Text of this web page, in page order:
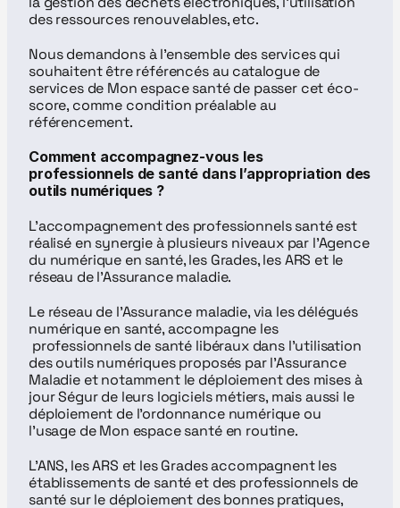
des ressources renouvelables, etc.
Nous demandons à l'ensemble des services qui
souhaitent être référencés au catalogue de
services de Mon espace santé de passer cet éco-
score, comme condition préalable au
référencement.
Comment accompagnez-vous les
professionnels de santé dans l’appropriation des
outils numériques ?
L'accompagnement des professionnels santé est
réalisé en synergie à plusieurs niveaux par l'Agence
du numérique en santé, les Grades, les ARS et le
réseau de l'Assurance maladie.
Le réseau de l’Assurance maladie, via les délégués
numérique en santé, accompagne les
professionnels de santé libéraux dans l’utilisation
des outils numériques proposés par l’Assurance
Maladie et notamment le déploiement des mises à
jour Ségur de leurs logiciels métiers, mais aussi le
déploiement de l'ordonnance numérique ou
l'usage de Mon espace santé en routine.
L’ANS, les ARS et les Grades accompagnent les
établissements de santé et des professionnels de
santé sur le déploiement des bonnes pratiques,